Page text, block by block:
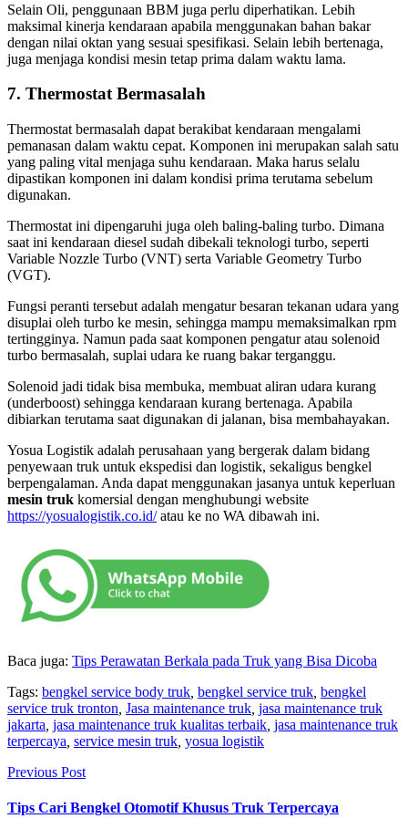
Selain Oli, penggunaan BBM juga perlu diperhatikan. Lebih
maksimal kinerja kendaraan apabila menggunakan bahan bakar
dengan nilai oktan yang sesuai spesifikasi. Selain lebih bertenaga,
juga menjaga kondisi mesin tetap prima dalam waktu lama.
7. Thermostat Bermasalah
Thermostat bermasalah dapat berakibat kendaraan mengalami
pemanasan dalam waktu cepat. Komponen ini merupakan salah satu
yang paling vital menjaga suhu kendaraan. Maka harus selalu
dipastikan komponen ini dalam kondisi prima terutama sebelum
digunakan.
Thermostat ini dipengaruhi juga oleh baling-baling turbo. Dimana
saat ini kendaraan diesel sudah dibekali teknologi turbo, seperti
Variable Nozzle Turbo (VNT) serta Variable Geometry Turbo
(VGT).
Fungsi peranti tersebut adalah mengatur besaran tekanan udara yang
disuplai oleh turbo ke mesin, sehingga mampu memaksimalkan rpm
tertingginya. Namun pada saat komponen pengatur atau solenoid
turbo bermasalah, suplai udara ke ruang bakar terganggu.
Solenoid jadi tidak bisa membuka, membuat aliran udara kurang
(underboost) sehingga kendaraan kurang bertenaga. Apabila
dibiarkan terutama saat digunakan di jalanan, bisa membahayakan.
Yosua Logistik adalah perusahaan yang bergerak dalam bidang
penyewaan truk untuk ekspedisi dan logistik, sekaligus bengkel
berpengalaman. Anda dapat menggunakan jasanya untuk keperluan
mesin truk komersial dengan menghubungi website
https://yosualogistik.co.id/atau ke no WA dibawah ini.
Baca juga: Tips Perawatan Berkala pada Truk yang Bisa Dicoba
Tags: bengkel service body truk bengkel service truk bengkel
service truk tronton Jasa maintenance truk jasa maintenance truk
jakarta jasa maintenance truk kualitas terbaik jasa maintenance truk
terpercaya service mesin truk yosua logistik
Previous Post
Tips Cari Bengkel Otomotif Khusus Truk Terpercaya